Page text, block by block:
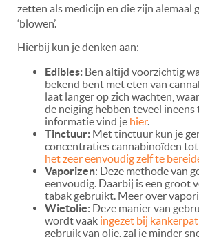
zetten als medicijn en die zijn alemaal
‘blowen’.
Hierbij kun je denken aan:
Edibles: Ben altijd voorzichtig
bekend bent met eten van
laat langer op zich wachten,
de neiging hebben teveel ineens
informatie vind je hier.
Tinctuur: Met tinctuur kun je
concentraties cannabinoïden tot
het zeer eenvoudig zelf te
Vaporizen: Deze methode van
eenvoudig. Daarbij is een groot
tabak gebruikt. Meer over
Wietolie: Deze manier van
wordt vaak ingezet bij
gebruik van olie, zal je minder